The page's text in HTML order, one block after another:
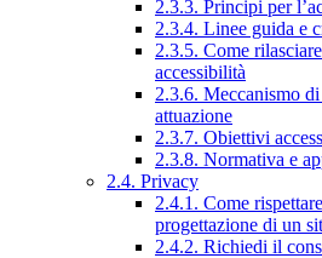
2.3.3. Principi per
2.3.4. Linee guida e
2.3.5. Come
accessibilità
2.3.6. Meccanismo
attuazione
2.3.7. Obiettivi
2.3.8. Normativa e
2.4. Privacy
2.4.1. Come
progettazione di un
2.4.2. Richiedi il